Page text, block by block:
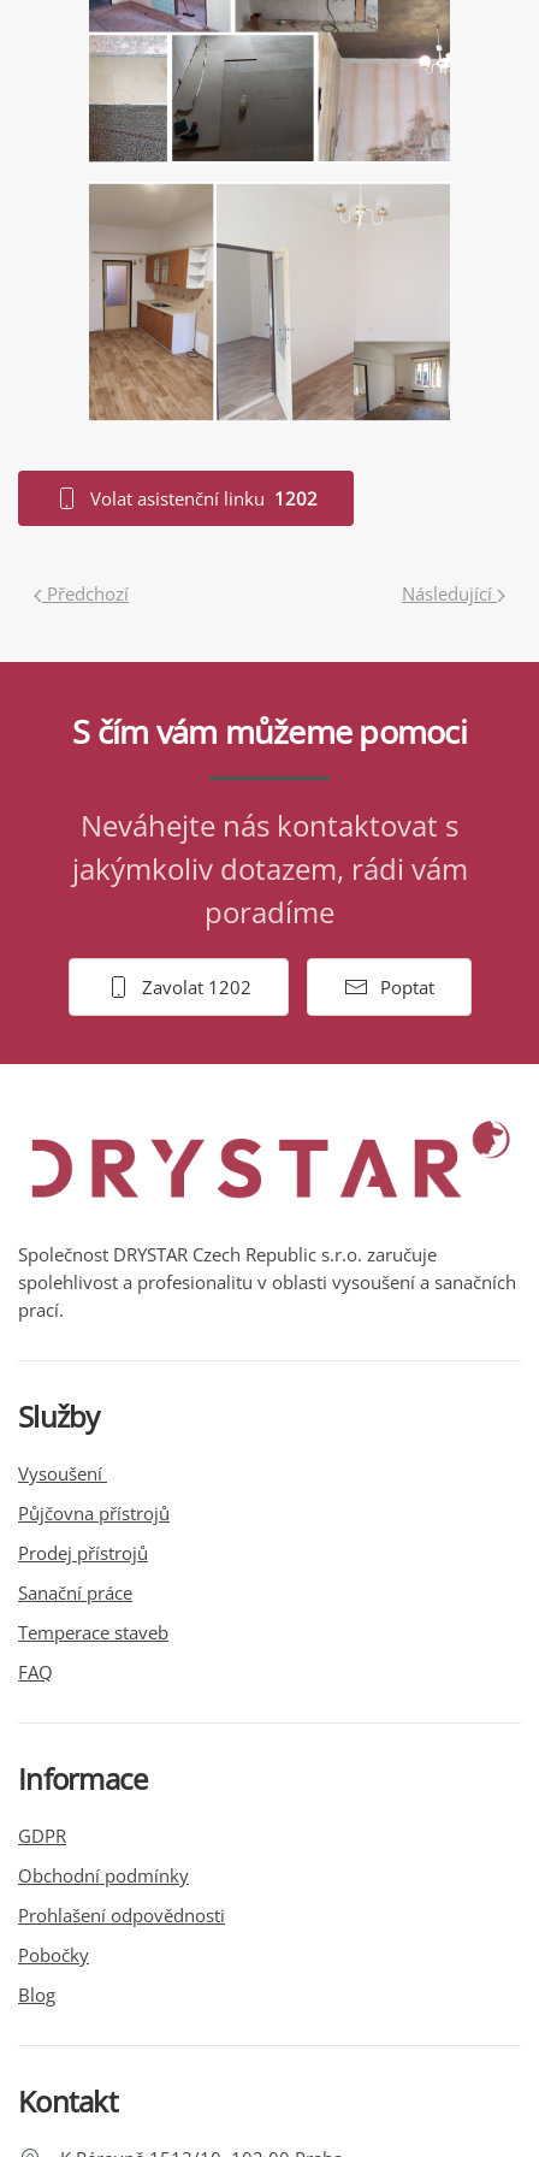
+
+
Volat asistenční linku 1202
Předchozí Následující
S čím vám můžeme pomoci
Neváhejte nás kontaktovat s
jakýmkoliv dotazem, rádi vám
poradíme
Zavolat 1202 Poptat
Společnost DRYSTAR Czech Republic s.r.o. zaručuje
spolehlivost a profesionalitu v oblasti vysoušení a sanačních
prací.
Služby
Vysoušení
Půjčovna přístrojů
Prodej přístrojů
Sanační práce
Temperace staveb
FAQ
Informace
GDPR
Obchodní podmínky
Prohlašení odpovědnosti
Pobočky
Blog
Kontakt